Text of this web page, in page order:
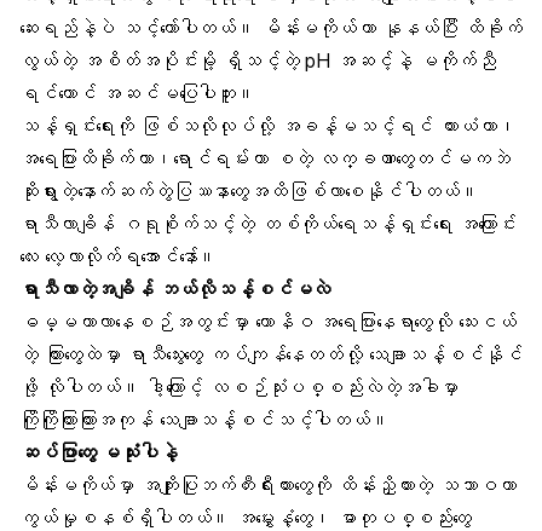
ဆေးရည်နဲ့ပဲ သင့်တော်ပါတယ်။
မိန်းမကိုယ်ဟာ နုနယ်ပြီး ထိခိုက်
လွယ်တဲ့ အစိတ်အပိုင်းမို့ ရှိသင့်တဲ့pH အဆင့် နဲ့ မကိုက်ညီ
ရင်တောင် အဆင်မပြေပါဘူး။
သန့်ရှင်းရေးကို ဖြစ်သလိုလုပ်လို့ အခန့်မသင့်ရင် ယားယံတာ၊
အရေပြားထိခိုက်တာ၊ရောင်ရမ်းတာ စတဲ့ လက္ခဏာတွေတင်မကဘဲ
ဆိုးရွားတဲ့နောက်ဆက်တွဲပြဿနာတွေအထိဖြစ်လာစေနိုင်ပါတယ်။
ရာသီလာချိန် ဂရုစိုက်သင့်တဲ့ တစ်ကိုယ်ရေသန့်ရှင်းရေး အကြောင်း
လေး လေ့လာလိုက်ရအောင်နော်။
ရာသီလာတဲ့အချိန် ဘယ်လိုသန့်စင်မလဲ
ဓမ္မတာလာနေစဉ်အတွင်းမှာ ယောနိဝ အရေပြားနေရာတွေလို သေးငယ်
တဲ့ ကြားတွေထဲမှာ ရာသီသွေးတွေ ကပ်ကျန်နေတတ်လို့ သေချာသန့်စင်နိုင်
ဖို့ လိုပါတယ်။ ဒါ့ကြောင့် လစဉ်သုံးပစ္စည်းလဲတဲ့အခါမှာ
ကြိုကြိုကြားကြားအကုန် သေချာသန့်စင်သင့်ပါတယ်။
ဆပ်ပြာတွေ မသုံးပါနဲ့
မိန်းမကိုယ်မှာ အကျိုးပြုဘက်တီးရီးယားတွေကို ထိန်းညှိထားတဲ့ သဘာဝကာ
ကွယ်မှုစနစ်ရှိပါတယ်။ အမွှေးနံ့တွေ၊ ဓာတုပစ္စည်းတွေ